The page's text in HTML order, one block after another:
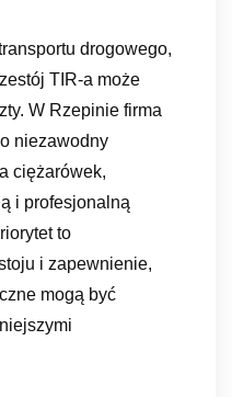
drogowego,
TIR-a może
W Rzepinie firma
niezawodny
ciężarówek,
i profesjonalną
to
i zapewnienie,
mogą być